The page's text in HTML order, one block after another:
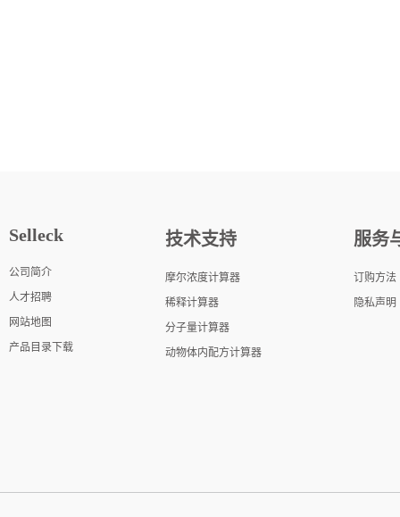
Selleck
公司简介
人才招聘
网站地图
产品目录下载
技术支持
摩尔浓度计算器
稀释计算器
分子量计算器
动物体内配方计算器
服务
订购方法
隐私声明